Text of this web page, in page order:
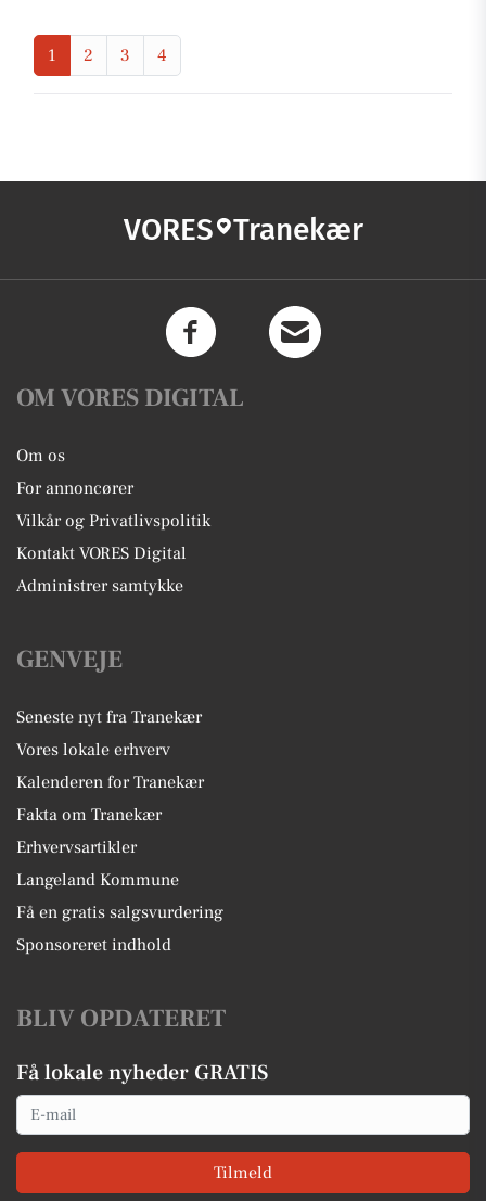
1 2 3 4
VORES Tranekær
OM VORES DIGITAL
Om os
For annoncører
Vilkår og Privatlivspolitik
Kontakt VORES Digital
Administrer samtykke
GENVEJE
Seneste nyt fra Tranekær
Vores lokale erhverv
Kalenderen for Tranekær
Fakta om Tranekær
Erhvervsartikler
Langeland Kommune
Få en gratis salgsvurdering
Sponsoreret indhold
BLIV OPDATERET
Få lokale nyheder GRATIS
Email
Tilmeld